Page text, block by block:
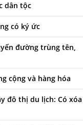
dân tộc
có ký ức
đường trùng tên,
cộng và hàng hóa
đô thị du lịch: Có xóa